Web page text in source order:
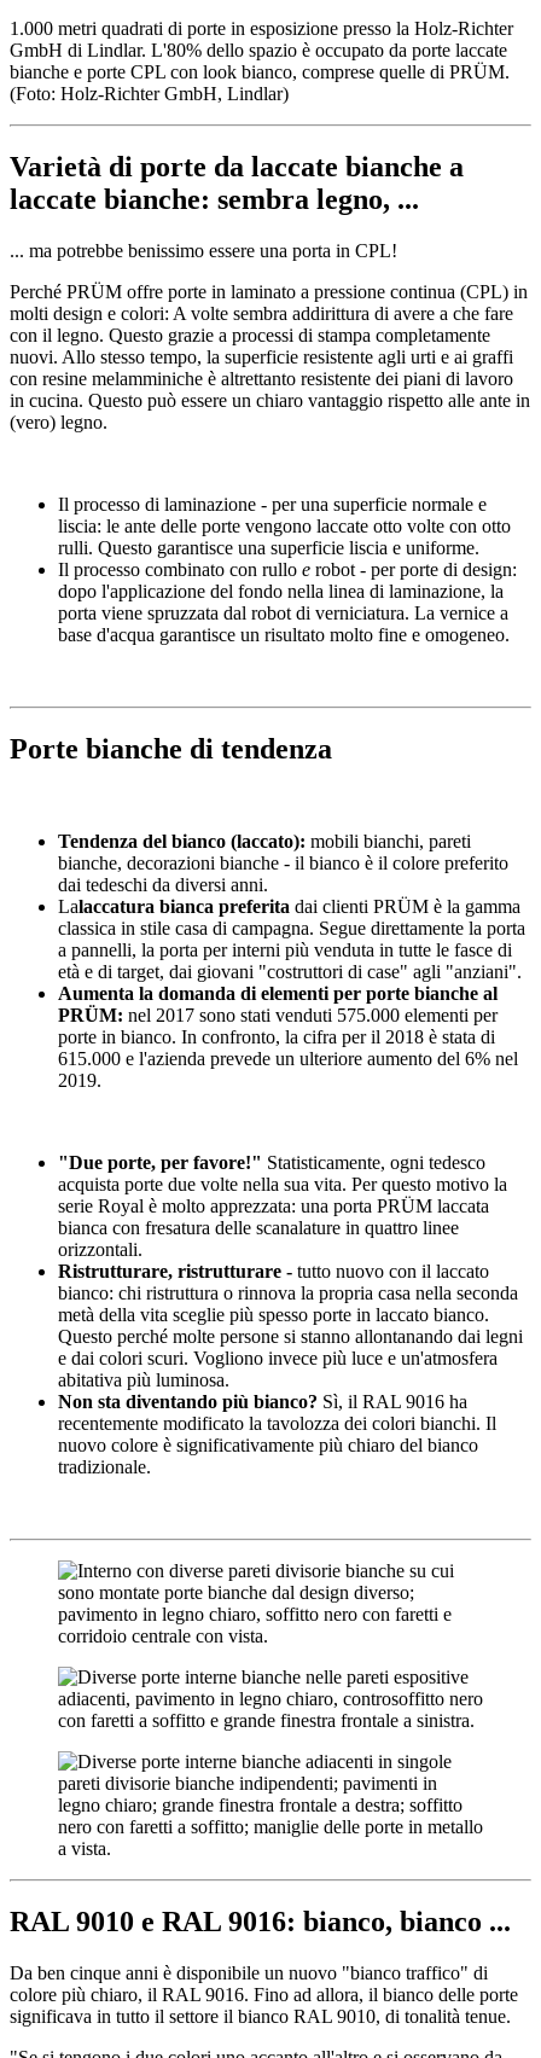
1.000 metri quadrati di porte in esposizione presso la Holz-Richter
GmbH di Lindlar. L'80% dello spazio è occupato da porte laccate
bianche e porte CPL con look bianco, comprese quelle di PRÜM.
(Foto: Holz-Richter GmbH, Lindlar)
Varietà di porte da laccate bianche a
laccate bianche: sembra legno, ...
... ma potrebbe benissimo essere una porta in CPL!
Perché PRÜM offre porte in laminato a pressione continua (CPL) in
molti design e colori: A volte sembra addirittura di avere a che fare
con il legno. Questo grazie a processi di stampa completamente
nuovi. Allo stesso tempo, la superficie resistente agli urti e ai graffi
con resine melamminiche è altrettanto resistente dei piani di lavoro
in cucina. Questo può essere un chiaro vantaggio rispetto alle ante in
(vero) legno.
Il processo di laminazione - per una superficie normale e
liscia: le ante delle porte vengono laccate otto volte con otto
rulli. Questo garantisce una superficie liscia e uniforme.
Il processo combinato con rullo e robot - per porte di design:
dopo l'applicazione del fondo nella linea di laminazione, la
porta viene spruzzata dal robot di verniciatura. La vernice a
base d'acqua garantisce un risultato molto fine e omogeneo.
Porte bianche di tendenza
Tendenza del bianco (laccato): mobili bianchi, pareti
bianche, decorazioni bianche - il bianco è il colore preferito
dai tedeschi da diversi anni.
Lalaccatura bianca preferita dai clienti PRÜM è la gamma
classica in stile casa di campagna. Segue direttamente la porta
a pannelli, la porta per interni più venduta in tutte le fasce di
età e di target, dai giovani "costruttori di case" agli "anziani".
Aumenta la domanda di elementi per porte bianche al
PRÜM: nel 2017 sono stati venduti 575.000 elementi per
porte in bianco. In confronto, la cifra per il 2018 è stata di
615.000 e l'azienda prevede un ulteriore aumento del 6% nel
2019.
"Due porte, per favore!" Statisticamente, ogni tedesco
acquista porte due volte nella sua vita. Per questo motivo la
serie Royal è molto apprezzata: una porta PRÜM laccata
bianca con fresatura delle scanalature in quattro linee
orizzontali.
Ristrutturare, ristrutturare - tutto nuovo con il laccato
bianco: chi ristruttura o rinnova la propria casa nella seconda
metà della vita sceglie più spesso porte in laccato bianco.
Questo perché molte persone si stanno allontanando dai legni
e dai colori scuri. Vogliono invece più luce e un'atmosfera
abitativa più luminosa.
Non sta diventando più bianco? Sì, il RAL 9016 ha
recentemente modificato la tavolozza dei colori bianchi. Il
nuovo colore è significativamente più chiaro del bianco
tradizionale.
RAL 9010 e RAL 9016: bianco, bianco ...
Da ben cinque anni è disponibile un nuovo "bianco traffico" di
colore più chiaro, il RAL 9016. Fino ad allora, il bianco delle porte
significava in tutto il settore il bianco RAL 9010, di tonalità tenue.